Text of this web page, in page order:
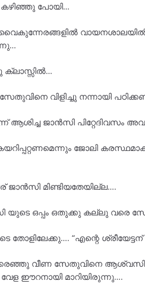
കഴിഞ്ഞു പോയി…
വൈകുന്നേരങ്ങളിൽ വായനശാലയിൽ
വിളിച്ചു നന്നായി
ജാൻസി പിറ്റേദിവസം
കയറിപ്പറ്റണമെന്നും ജോലി
മിണ്ടിയതേയില്ല….
യുടെ ഒപ്പം ഒതുക്കു കല്ലു വരെ
തോളിലേക്കു…. “എന്റെ
വീണ സേതുവിനെ
ഈറനായി മാറിയിരുന്നു….